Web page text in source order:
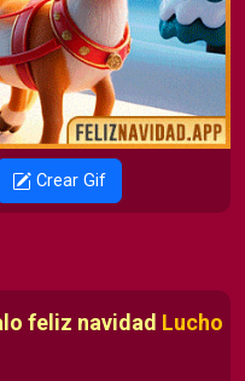
Crear Gif
feliz navidad Lucho